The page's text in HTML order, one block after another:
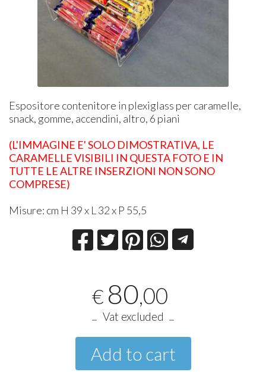
Espositore contenitore in plexiglass per caramelle,
snack, gomme, accendini, altro, 6 piani
(L'IMMAGINE E' SOLO DIMOSTRATIVA, LE
CARAMELLE VISIBILI IN QUESTA FOTO E IN
TUTTE LE ALTRE INSERZIONI NON SONO
COMPRESE)
Misure: cm H 39 x L 32 x P 55,5
€ 80,00
Vat excluded
Add to cart